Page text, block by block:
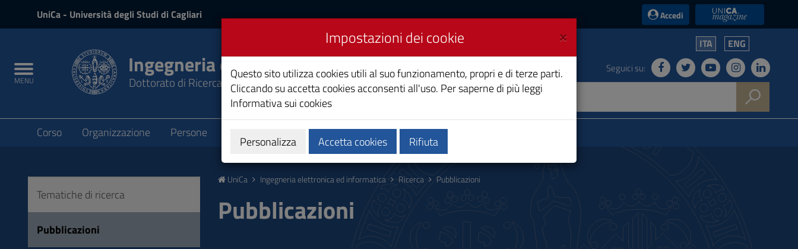
navigazione
UniCa - Università degli Studi di Cagliari Accedi UniCA News
Toggle
navigation
MENU
Ingegneria elettronica ed informatica
Dottorato di Ricerca
ITA ENG
Seguici su:
Submenu
Corso Organizzazione Persone Ricerca Terza Missione
UniCa Ingegneria elettronica ed informatica Ricerca Pubblicazioni
Pubblicazioni
Tematiche di ricerca
Pubblicazioni
×
Impostazioni dei cookie
Questo sito utilizza cookies utili al suo funzionamento, propri e di terze parti.
Cliccando su accetta cookies acconsenti all'uso. Per saperne di più leggi
Informativa sui cookies
Personalizza Accetta cookies Rifiuta